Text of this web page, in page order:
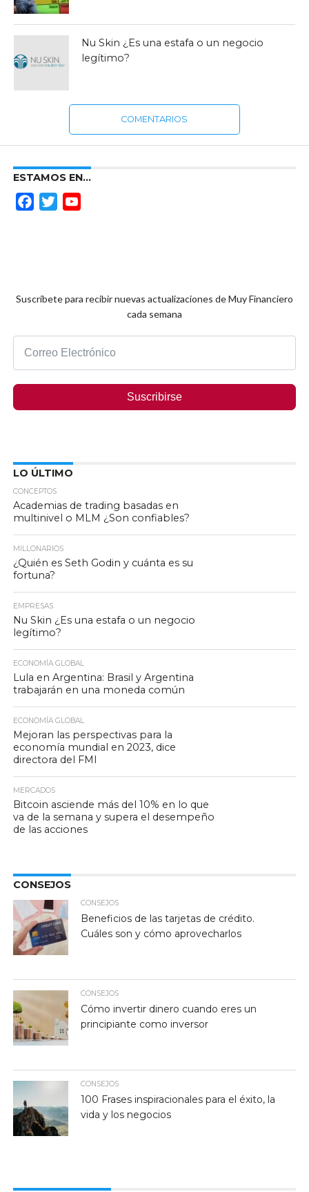
Nu Skin ¿Es una estafa o un negocio
legítimo?
COMENTARIOS
ESTAMOS EN…
FacebookTwitter
Suscríbete para recibir nuevas actualizaciones de Muy Financiero
cada semana
Suscribirse
LO ÚLTIMO
CONCEPTOS
Academias de trading basadas en
multinivel o MLM ¿Son confiables?
MILLONARIOS
¿Quién es Seth Godin y cuánta es su
fortuna?
EMPRESAS
Nu Skin ¿Es una estafa o un negocio
legítimo?
ECONOMÍA GLOBAL
Lula en Argentina: Brasil y Argentina
trabajarán en una moneda común
ECONOMÍA GLOBAL
Mejoran las perspectivas para la
economía mundial en 2023, dice
directora del FMI
MERCADOS
Bitcoin asciende más del 10% en lo que
va de la semana y supera el desempeño
de las acciones
CONSEJOS
CONSEJOS
Beneficios de las tarjetas de crédito.
Cuáles son y cómo aprovecharlos
CONSEJOS
Cómo invertir dinero cuando eres un
principiante como inversor
CONSEJOS
100 Frases inspiracionales para el éxito, la
vida y los negocios